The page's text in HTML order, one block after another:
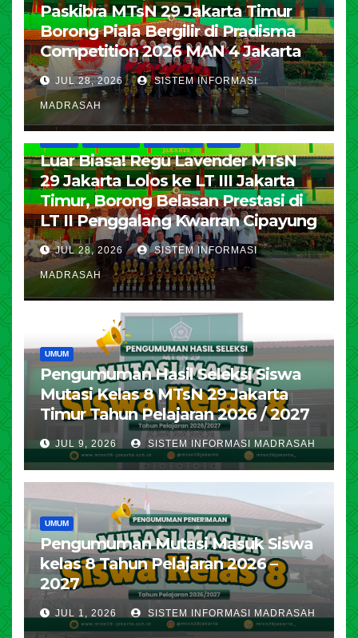
Paskibra MTsN 29 Jakarta Timur
Borong Piala Bergilir di Pradisma
Competition 2026 MAN 4 Jakarta
JUL 28, 2026 SISTEM INFORMASI
MADRASAH
Luar Biasa! Regu Lavender MTsN
29 Jakarta Lolos ke LT III Jakarta
Timur, Borong Belasan Prestasi di
LT II Penggalang Kwarran Cipayung
JUL 28, 2026 SISTEM INFORMASI
MADRASAH
UMUM
Pengumuman Hasil Seleksi Siswa
Mutasi Kelas 8 MTsN 29 Jakarta
Timur Tahun Pelajaran 2026 / 2027
JUL 9, 2026 SISTEM INFORMASI MADRASAH
UMUM
Pengumuman Mutasi Masuk Siswa
kelas 8 Tahun Pelajaran 2026 –
2027
JUL 1, 2026 SISTEM INFORMASI MADRASAH